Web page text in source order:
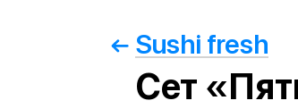
Sushi fresh
Сет